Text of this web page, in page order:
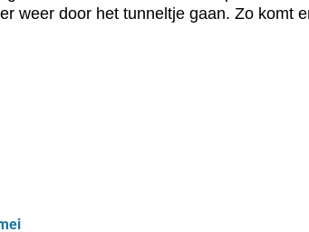
weer door het tunneltje gaan. Zo komt